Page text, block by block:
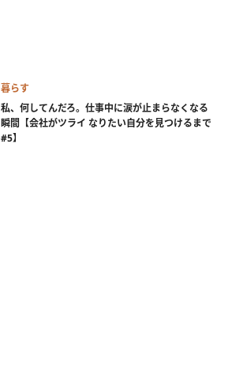
暮らす
私、何してんだろ。仕事中に涙が止まらなくなる
瞬間【会社がツライ なりたい自分を見つけるまで
#5】